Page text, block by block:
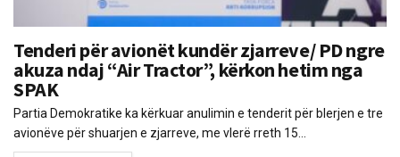
Tenderi për avionët kundër zjarreve/ PD ngre
akuza ndaj “Air Tractor”, kërkon hetim nga
SPAK
Partia Demokratike ka kërkuar anulimin e tenderit për blerjen e tre
avionëve për shuarjen e zjarreve, me vlerë rreth 15...